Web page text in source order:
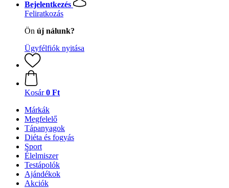
Bejelentkezés
Feliratkozás
Ön új nálunk?
Ügyfélfiók nyitása
Kosár 0 Ft
Márkák
Megfelelő
Tápanyagok
Diéta és fogyás
Sport
Élelmiszer
Testápolók
Ajándékok
Akciók